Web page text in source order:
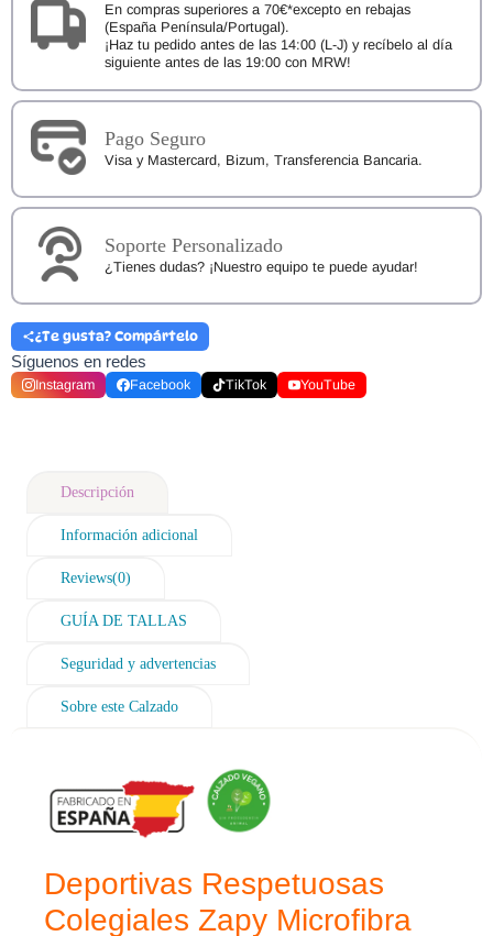
En compras superiores a 70€*excepto en rebajas
(España Península/Portugal).
¡Haz tu pedido antes de las 14:00 (L-J) y recíbelo al día
siguiente antes de las 19:00 con MRW!
Pago Seguro
Visa y Mastercard, Bizum, Transferencia Bancaria.
Soporte Personalizado
¿Tienes dudas? ¡Nuestro equipo te puede ayudar!
¿Te gusta? Compártelo
Síguenos en redes
Instagram Facebook TikTok YouTube
Descripción
Información adicional
Reviews(0)
GUÍA DE TALLAS
Seguridad y advertencias
Sobre este Calzado
Deportivas Respetuosas
Colegiales Zapy Microfibra